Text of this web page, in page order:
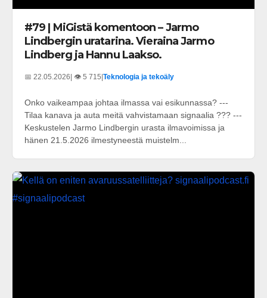
#79 | MiGistä komentoon – Jarmo
Lindbergin uratarina. Vieraina Jarmo
Lindberg ja Hannu Laakso.
📅 22.05.2026 | 👁️ 5 715 Teknologia ja tekoäly
Onko vaikeampaa johtaa ilmassa vai esikunnassa? ---
Tilaa kanava ja auta meitä vahvistamaan signaalia ??? ---
Keskustelen Jarmo Lindbergin urasta ilmavoimissa ja
hänen 21.5.2026 ilmestyneestä muistelm...